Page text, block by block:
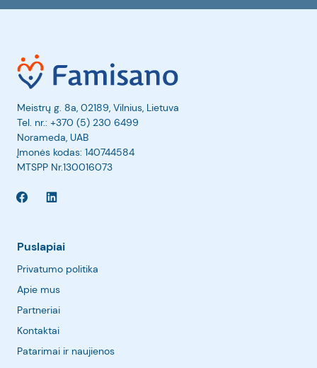
Meistrų g. 8a, 02189, Vilnius, Lietuva
Tel. nr.: +370 (5) 230 6499
Norameda, UAB
Įmonės kodas: 140744584
MTSPP Nr.130016073
Puslapiai
Privatumo politika
Apie mus
Partneriai
Kontaktai
Patarimai ir naujienos